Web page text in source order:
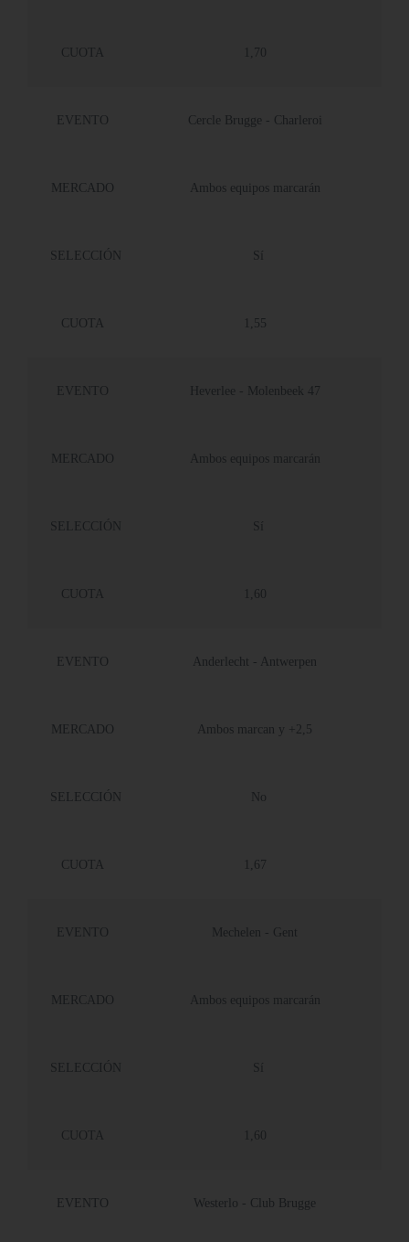
CUOTA 1,70
EVENTO Cercle Brugge - Charleroi
MERCADO Ambos equipos marcarán
SELECCIÓN Sí
CUOTA 1,55
EVENTO Heverlee - Molenbeek 47
MERCADO Ambos equipos marcarán
SELECCIÓN Sí
CUOTA 1,60
EVENTO Anderlecht - Antwerpen
MERCADO Ambos marcan y +2,5
SELECCIÓN No
CUOTA 1,67
EVENTO Mechelen - Gent
MERCADO Ambos equipos marcarán
SELECCIÓN Sí
CUOTA 1,60
EVENTO Westerlo - Club Brugge